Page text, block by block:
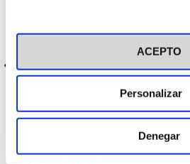
en el botón "Personalizar". Para
visitar nuestra Política de Cookies
ACEPTO
Personalizar
Denegar
Anterior